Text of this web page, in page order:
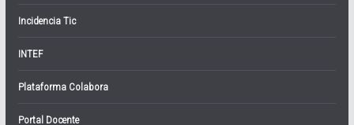
Incidencia Tic
INTEF
Plataforma Colabora
Portal Docente